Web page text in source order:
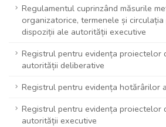
Regulamentul cuprinzând măsurile
organizatorice, termenele și
dispoziții ale autorității executive
Registrul pentru evidența proiectelor
autorității deliberative
Registrul pentru evidența hotărârilor
Registrul pentru evidența proiectelor
autorității executive